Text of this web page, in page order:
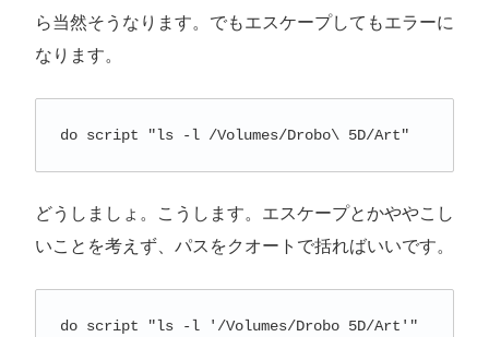
ら当然そうなります。でもエスケープしてもエラーに
なります。
do script "ls -l /Volumes/Drobo\ 5D/Art"
どうしましょ。こうします。エスケープとかややこし
いことを考えず、パスをクオートで括ればいいです。
do script "ls -l '/Volumes/Drobo 5D/Art'"